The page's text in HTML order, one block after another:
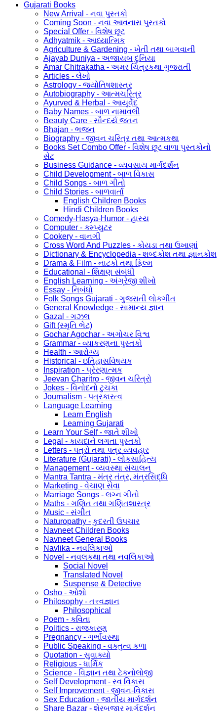
Gujarati Books
New Arrival - નવા પુસ્તકો
Coming Soon - નવા આવનારા પુસ્તકો
Special Offer - વિશેષ છૂટ
Adhyatmik - આધ્યાત્મિક
Agriculture & Gardening - ખેતી તથા બાગવાની
Ajayab Duniya - અજાયબ દુનિયા
Amar Chitrakatha - અમર ચિત્રકથા ગુજરાતી
Articles - લેખો
Astrology - જ્યોતિષશાસ્ત્ર
Autobiography - આત્મચરિત્ર
Ayurved & Herbal - આયૂર્વેદ
Baby Names - બાળ નામાવલી
Beauty Care - સૌન્દર્ય જતન
Bhajan - ભજન
Biography - જીવન ચરિત્ર તથા આત્મકથા
Books Set Combo Offer - વિશેષ છૂટ વાળા પુસ્તકોનો
સેટ
Business Guidance - વ્યવસાય માર્ગદર્શન
Child Development - બાળ વિકાસ
Child Songs - બાળ ગીતો
Child Stories - બાળવાર્તા
English Children Books
Hindi Children Books
Comedy-Hasya-Humor - હાસ્ય
Computer - કમ્પ્યુટર
Cookery - વાનગી
Cross Word And Puzzles - કોયડા તથા ઉખાણાં
Dictionary & Encyclopedia - શબ્દકોશ તથા જ્ઞાનકોશ
Drama & Film - નાટકો તથા ફિલ્મ
Educational - શિક્ષણ સંબંધી
English Learning - અંગ્રેજી શીખો
Essay - નિબંધો
Folk Songs Gujarati - ગુજરાતી લોકગીત
General Knowledge - સામાન્ય જ્ઞાન
Gazal - ગઝલ
Gift (સ્મૃતિ ભેટ)
Gochar Agochar - અગોચર વિશ્વ
Grammar - વ્યાકરણના પુસ્તકો
Health - આરોગ્ય
Historical - ઇતિહાસવિષયક
Inspiration - પ્રેરણાત્મક
Jeevan Charitro - જીવન ચરિત્રો
Jokes - વિનોદનો ટુચકા
Journalism - પત્રકારત્વ
Language Learning
Learn English
Learning Gujarati
Learn Your Self - જાતે શીખો
Legal - કાયદાને લગતા પુસ્તકો
Letters - પત્રો તથા પત્ર વ્યવહાર
Literature (Gujarati) - લોકસાહિત્ય
Management - વ્યવસ્થા સંચાલન
Mantra Tantra - મંત્ર તંત્ર, મંત્રસિદ્ધિ
Marketing - વેચાણ સેવા
Marriage Songs - લગ્ન ગીતો
Maths - ગણિત તથા ગણિતશાસ્ત્ર
Music - સંગીત
Naturopathy - કુદરતી ઉપચાર
Navneet Children Books
Navneet General Books
Navlika - નવલિકાઓ
Novel - નવલકથા તથા નવલિકાઓ
Social Novel
Translated Novel
Suspense & Detective
Osho - ઓશો
Philosophy - તત્ત્વજ્ઞાન
Philosophical
Poem - કવિતા
Politics - રાજકારણ
Pregnancy - ગર્ભાવસ્થા
Public Speaking - વક્તુત્વ કળા
Quotation - સુવાક્યો
Religious - ધાર્મિક
Science - વિજ્ઞાન તથા ટેકનોલોજી
Self Development - સ્વ વિકાસ
Self Improvement - જીવન-વિકાસ
Sex Education - જાતીય માર્ગદર્શન
Share Bazar - શેરબજાર માર્ગદર્શન